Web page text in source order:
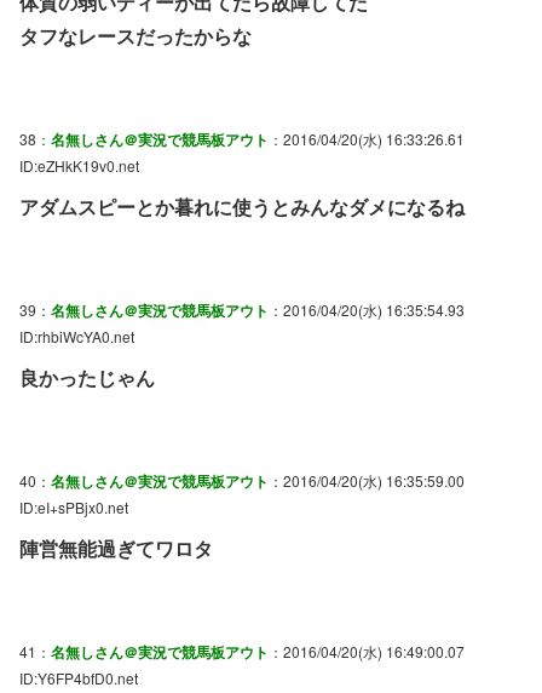
タフなレースだったからな
38： 名無しさん＠実況で競馬板アウト ：2016/04/20(水) 16:33:26.61
ID:eZHkK19v0.net
アダムスピーとか暮れに使うとみんなダメになるね
39： 名無しさん＠実況で競馬板アウト ：2016/04/20(水) 16:35:54.93
ID:rhbiWcYA0.net
良かったじゃん
40： 名無しさん＠実況で競馬板アウト ：2016/04/20(水) 16:35:59.00
ID:eI+sPBjx0.net
陣営無能過ぎてワロタ
41： 名無しさん＠実況で競馬板アウト ：2016/04/20(水) 16:49:00.07
ID:Y6FP4bfD0.net